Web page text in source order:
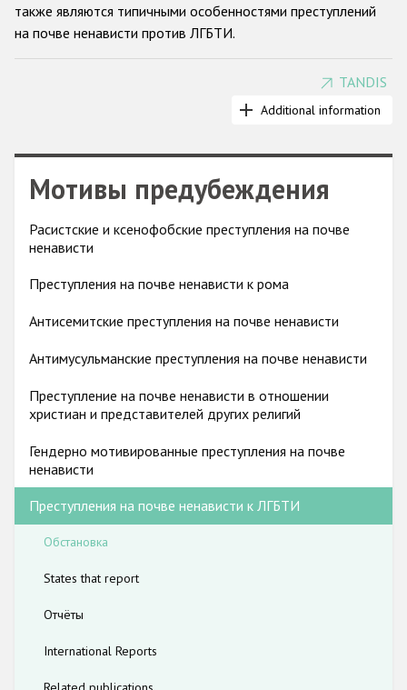
Anti-Christian hate crime
Other hate crime based on religion or belief
Anti-LGBTI hate crime
Проекты БДИПЧ
Организации гражданского общества
также являются типичными особенностями преступлений
на почве ненависти против ЛГБТИ.
Применяется различная практика регистрации таких
случаев: в некоторых странах преступления на почве
годы заметно увеличилось. Отчеты, которые такие НПО
недоверие к властям, а также нежелание или страх
раскрывать свою настоящую сексуальную ориентацию или
гендерную идентичность способствуют существенному
ненависти, направленных против этой группы.
TANDIS
Additional information
Мотивы предубеждения
Расистские и ксенофобские преступления на почве
ненависти
Преступления на почве ненависти к рома
Антисемитские преступления на почве ненависти
Антимусульманские преступления на почве ненависти
Преступление на почве ненависти в отношении
христиан и представителей других религий
Гендерно мотивированные преступления на почве
ненависти
Преступления на почве ненависти к ЛГБТИ
Обстановка
States that report
Отчёты
International Reports